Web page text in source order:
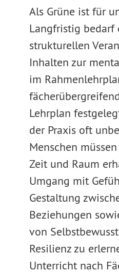
Als Grüne ist für
Langfristig bedarf
strukturellen
Inhalten zur
im
Lehrplan
der Praxis oft
Menschen
Zeit und Raum
Umgang mit
Gestaltung
Beziehungen
von
Resilienz zu
Unterricht nach